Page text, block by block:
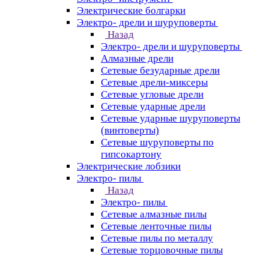
Электрические болгарки
Электро- дрели и шуруповерты
Назад
Электро- дрели и шуруповерты
Алмазные дрели
Сетевые безударные дрели
Сетевые дрели-миксеры
Сетевые угловые дрели
Сетевые ударные дрели
Сетевые ударные шуруповерты
(винтоверты)
Сетевые шуруповерты по
гипсокартону
Электрические лобзики
Электро- пилы
Назад
Электро- пилы
Сетевые алмазные пилы
Сетевые ленточные пилы
Сетевые пилы по металлу
Сетевые торцовочные пилы